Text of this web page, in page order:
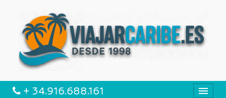
+ 34.916.688.161